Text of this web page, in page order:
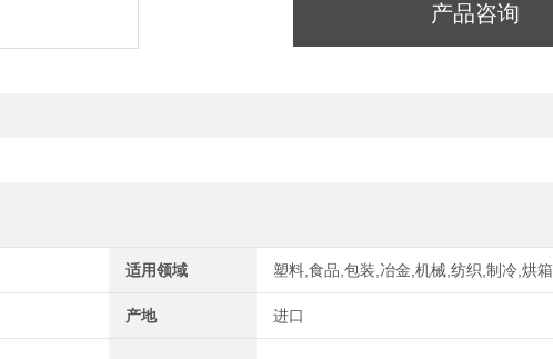
产品咨询
适用领域 塑料,食品,包装,冶金,机械,纺织,制冷,烘
产地 进口